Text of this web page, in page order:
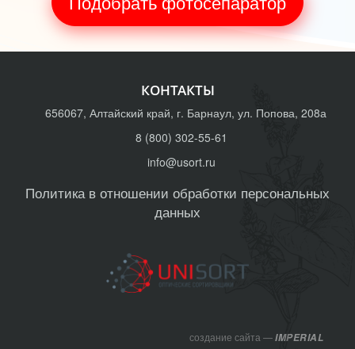
КОНТАКТЫ
656067, Алтайский край, г. Барнаул, ул. Попова, 208а
8 (800) 302-55-61
info@usort.ru
Политика в отношении обработки персональных
данных
создание сайта —IMPERIAL